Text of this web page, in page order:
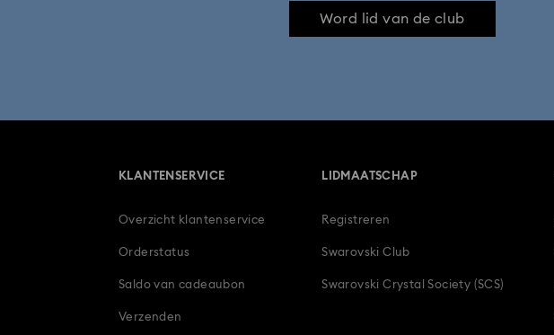
Word lid van de club
KLANTENSERVICE
Overzicht klantenservice
Orderstatus
Saldo van cadeaubon
Verzenden
LIDMAATSCHAP
Registreren
Swarovski Club
Swarovski Crystal Society (SCS)